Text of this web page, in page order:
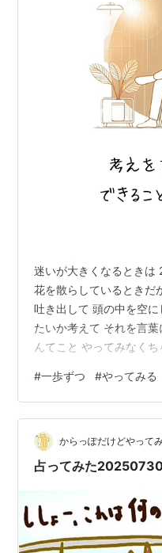
迷いが大きくなるときは
花を散らしているときだ
吐き出して 頭の中を空
たいか考えて それを言
んてこと やってみなく
な今日でありますよう
日より笑顔にしてあげる
生まれた「心がちょっと
と言”にして紹介してい
#一歩ずつ #やってみる
からっぽだけどやって
占ってみた